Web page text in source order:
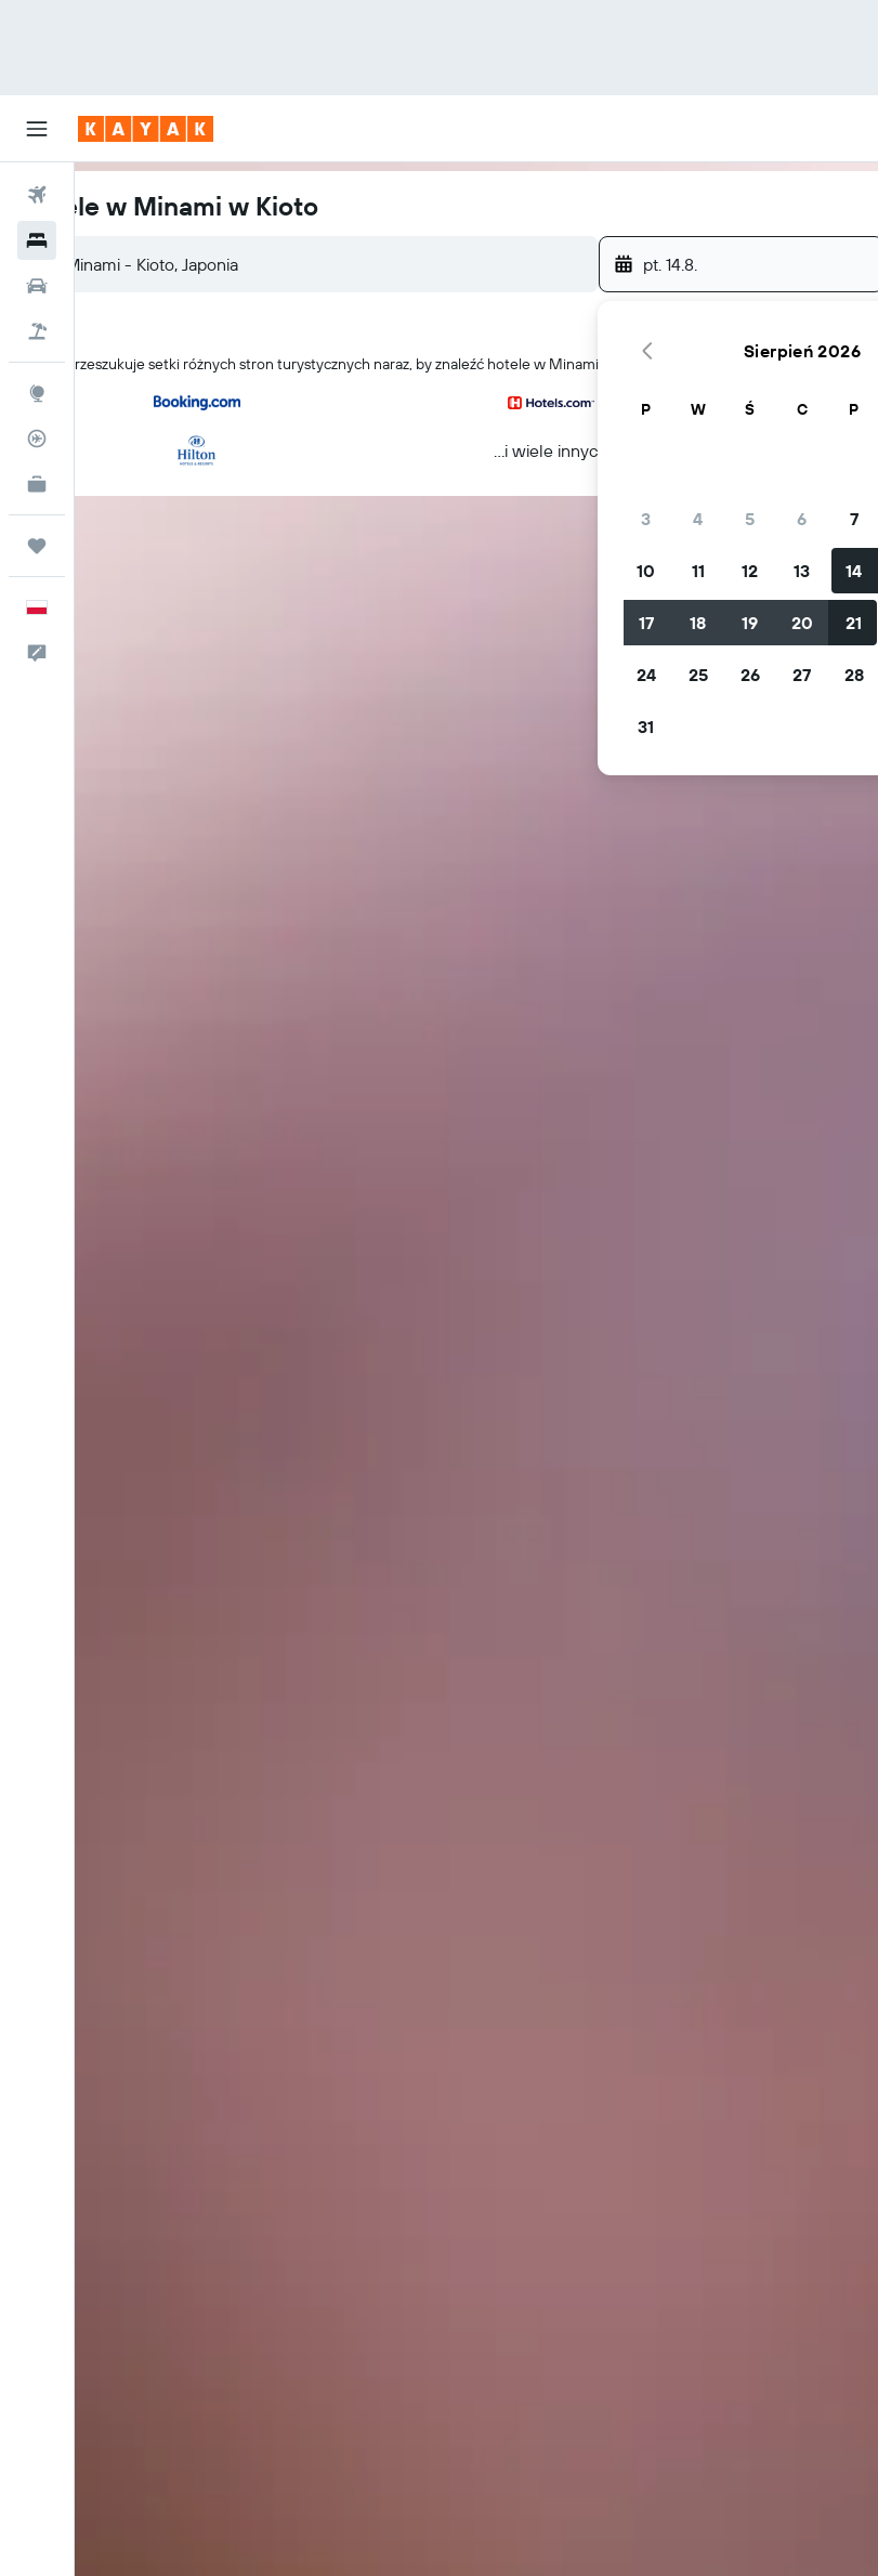
Loty
Hotele w Minami w Kioto
pt. 14.8.
KAYAK przeszukuje setki różnych stron turystycznych naraz, by znaleźć hotele w Minami
...i wiele innych
Sierpień 2026
P W Ś C P
3 4 5 6 7
10 11 12 13 14
17 18 19 20 21
24 25 26 27 28
31